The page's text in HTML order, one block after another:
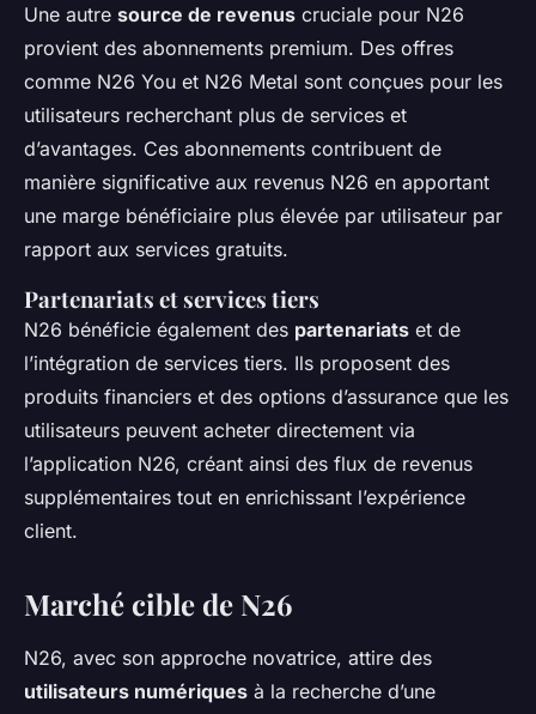
Une autre source de revenus cruciale pour N26
provient des abonnements premium. Des offres
comme N26 You et N26 Metal sont conçues pour les
utilisateurs recherchant plus de services et
d’avantages. Ces abonnements contribuent de
manière significative aux revenus N26 en apportant
une marge bénéficiaire plus élevée par utilisateur par
rapport aux services gratuits.
Partenariats et services tiers
N26 bénéficie également des partenariats et de
l’intégration de services tiers. Ils proposent des
produits financiers et des options d’assurance que les
utilisateurs peuvent acheter directement via
l’application N26, créant ainsi des flux de revenus
supplémentaires tout en enrichissant l’expérience
client.
Marché cible de N26
N26, avec son approche novatrice, attire des
utilisateurs numériques à la recherche d’une